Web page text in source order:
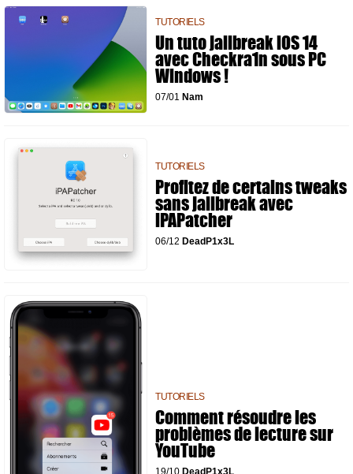
TUTORIELS
Un tuto jailbreak iOS 14
avec Checkra1n sous PC
Windows !
07/01 Nam
TUTORIELS
Profitez de certains tweaks
sans jailbreak avec
iPAPatcher
06/12 DeadP1x3L
TUTORIELS
Comment résoudre les
problèmes de lecture sur
YouTube
19/10 DeadP1x3L